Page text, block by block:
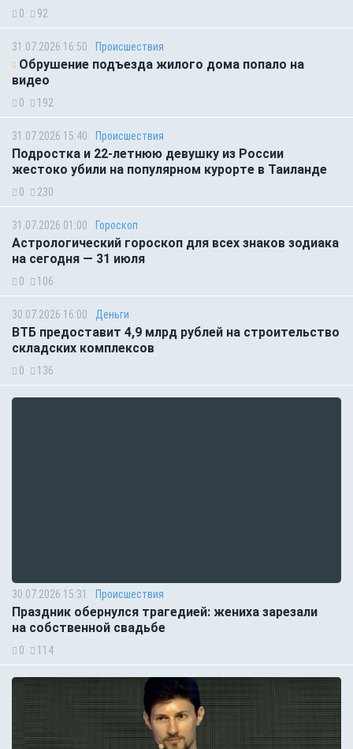
0 92
31.07.2026 16:50 Происшествия
Обрушение подъезда жилого дома попало на
видео
0 192
31.07.2026 15:40 Происшествия
Подростка и 22-летнюю девушку из России
жестоко убили на популярном курорте в Таиланде
0 230
31.07.2026 01:00 Гороскоп
Астрологический гороскоп для всех знаков зодиака
на сегодня — 31 июля
0 106
30.07.2026 16:00 Деньги
ВТБ предоставит 4,9 млрд рублей на строительство
складских комплексов
0 136
30.07.2026 15:31 Происшествия
Праздник обернулся трагедией: жениха зарезали
на собственной свадьбе
0 114